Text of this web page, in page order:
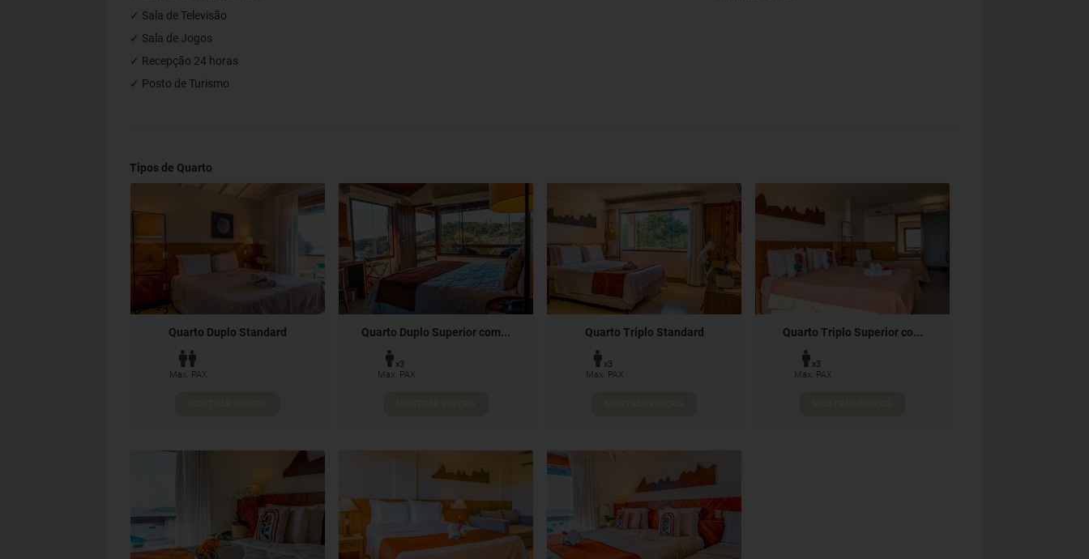
✓ Sala de Televisão
✓ Sala de Jogos
✓ Recepção 24 horas
✓ Posto de Turismo
Tipos de Quarto
Quarto Duplo Standard
Max. PAX
Quarto Duplo Superior com...
x3
Max. PAX
Quarto Triplo Standard
x3
Max. PAX
Quarto Triplo Superior co...
x3
Max. PAX